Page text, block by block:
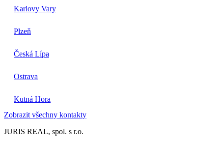
Karlovy Vary
Plzeň
Česká Lípa
Ostrava
Kutná Hora
Zobrazit všechny kontakty
JURIS REAL, spol. s r.o.